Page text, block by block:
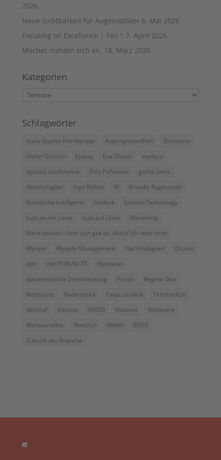
2026
Neue Sichtbarkeit für Augenoptiker 6. Mai 2026
Focusing on Excellence | Teil 1 7. April 2026
Macher melden sich an. 18. März 2026
Kategorien
Kategorien
Schlagwörter
Anna-Sophie Hornberger Augengesundheit
Biometrie
Detlef Göttlich
Epitop Eva Glaser
eyebizz
eyebizz conference
Fritz Paßmann
galifa swiss
Gleitsichtglas
Ingo Rütten KI
Ki vadis Augenoptik
Künstliche Intelligenz
Leideck
Luneau Technology
Lust an der Linse
Lust auf Linse
Marketing
Mehrumsatz – hört sich gut an. Mach’ ich aber nicht
Myopie
Myopie-Management Nachhaltigkeit
Oculus
opti
opti FORUM XT
Optiswiss
optometrische Dienstleistung
Pricon
Regina Otto
Retinalyze
Rodenstock Tanja Leideck
Telemedizin
Verkauf
Visionix VX650 Webinar
Webinare
Webinarreihe
Wetzlich Wöhlk
ZEISS
Zukunft der Branche